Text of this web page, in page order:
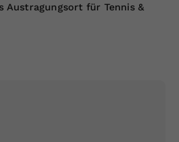
Austragungsort für Tennis &